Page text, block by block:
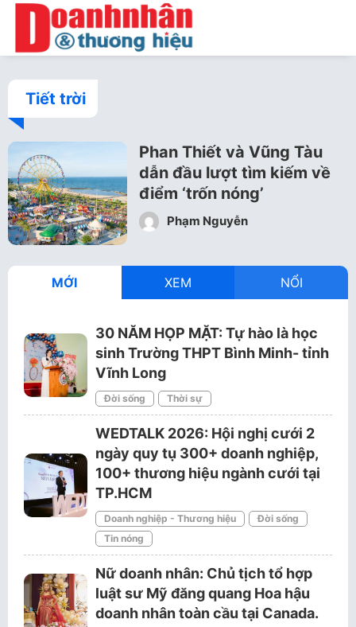
Tiết trời
Phan Thiết và Vũng Tàu
dẫn đầu lượt tìm kiếm về
điểm ‘trốn nóng’
Phạm Nguyễn
MỚI XEM NỔI
30 NĂM HỌP MẶT: Tự hào là học
sinh Trường THPT Bình Minh- tỉnh
Vĩnh Long
Đời sống Thời sự
WEDTALK 2026: Hội nghị cưới 2
ngày quy tụ 300+ doanh nghiệp,
100+ thương hiệu ngành cưới tại
TP.HCM
Doanh nghiệp - Thương hiệu
Đời sống
Tin nóng
Nữ doanh nhân: Chủ tịch tổ hợp
luật sư Mỹ đăng quang Hoa hậu
doanh nhân toàn cầu tại Canada.